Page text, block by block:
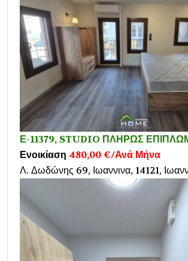
Ε-11379, STUDIO ΠΛΗΡΩΣ
Ενοικίαση 480,00 €/Ανά Μήνα
Λ. Δωδώνης 69, Ιωαννινα, 14121,